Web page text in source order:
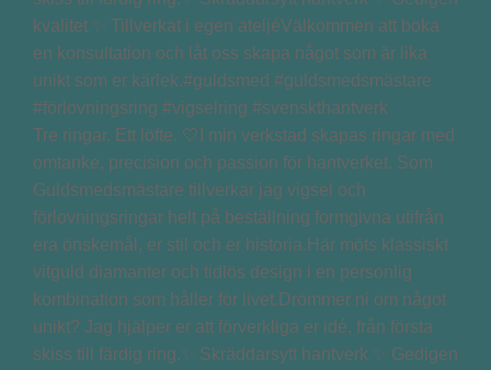
Tre ringar. Ett löfte. 🤍I min verkstad skapas ringar med
omtanke, precision och passion för hantverket. Som
Guldsmedsmästare tillverkar jag vigsel och
förlovningsringar helt på beställning formgivna utifrån
era önskemål, er stil och er historia.Här möts klassiskt
vitguld diamanter och tidlös design i en personlig
kombination som håller för livet.Drömmer ni om något
unikt? Jag hjälper er att förverkliga er idé, från första
skiss till färdig ring.✨ Skräddarsytt hantverk ✨ Gedigen